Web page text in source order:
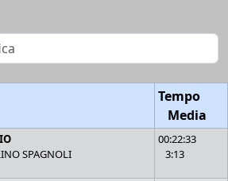
Tempo
Media
SPAGNOLI
00:22:33
3:13